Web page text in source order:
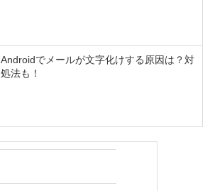
Androidでメールが文字化けする原因は？対
処法も！